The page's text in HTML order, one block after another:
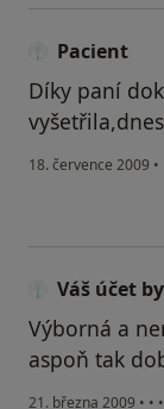
Pacient
Díky paní
18. července 2009 •
Váš účet
Výborná a
aspoň tak
21. března 2009 • • •